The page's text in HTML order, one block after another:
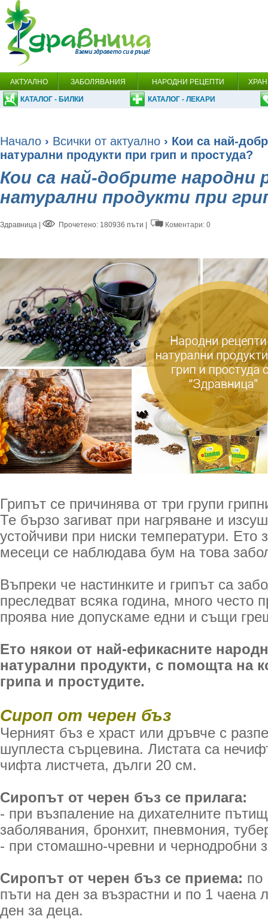
АКТУАЛНО ЗАБОЛЯВАНИЯ НАРОДНИ РЕЦЕПТИ
КАТАЛОГ - БИЛКИ КАТАЛОГ - ЛЕКАРИ
Начало › Всички от актуално › Кои са най-
натурални продукти при грип и простуда?
Кои са най-добрите народни
натурални продукти при
Здравница Прочетено: 180936 пъти | Коментари: 0
Грипът се причинява от три групи
Те бързо загиват при нагряване и
устойчиви при ниски температури. Ето
месеци се наблюдава бум на това
Въпреки че настинките и грипът са
преследват всяка година, много често
проява ние допускаме едни и същи
Ето някои от най-ефикасните
натурални продукти, с помощта на
грипа и простудите.
Сироп от черен бъз
Черният бъз е храст или дръвче с
шуплеста сърцевина. Листата са
чифта листчета, дълги 20 см.
Сиропът от черен бъз се прилага:
- при възпаление на дихателните
заболявания, бронхит, пневмония,
- при стомашно-чревни и чернодробни
Сиропът от черен бъз се приема: по
пъти на ден за възрастни и по 1 чаена
ден за деца.